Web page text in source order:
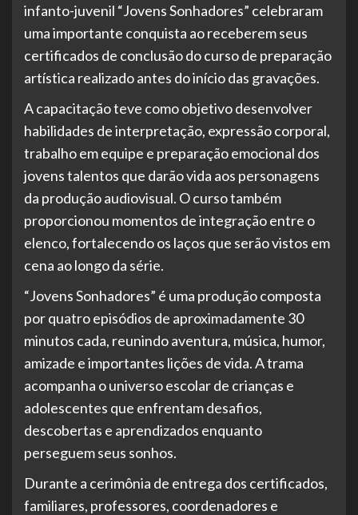
infanto-juvenil “Jovens Sonhadores” celebraram
uma importante conquista ao receberem seus
certificados de conclusão do curso de preparação
artística realizado antes do início das gravações.
A capacitação teve como objetivo desenvolver
habilidades de interpretação, expressão corporal,
trabalho em equipe e preparação emocional dos
jovens talentos que darão vida aos personagens
da produção audiovisual. O curso também
proporcionou momentos de integração entre o
elenco, fortalecendo os laços que serão vistos em
cena ao longo da série.
“Jovens Sonhadores” é uma produção composta
por quatro episódios de aproximadamente 30
minutos cada, reunindo aventura, música, humor,
amizade e importantes lições de vida. A trama
acompanha o universo escolar de crianças e
adolescentes que enfrentam desafios,
descobertas e aprendizados enquanto
perseguem seus sonhos.
Durante a cerimônia de entrega dos certificados,
familiares, professores, coordenadores e